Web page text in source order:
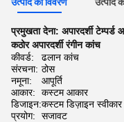
प्रमुखता देना: अपारदर्शी टेम्पर्ड
कठोर अपारदर्शी रंगीन कांच
कीवर्ड:
ढलान कांच
संरचना: ठोस
नमूना:
आपूर्ति
आकार:
कस्टम आकार
डिजाइन:कस्टम डिज़ाइन
प्रयोग:
सजावट